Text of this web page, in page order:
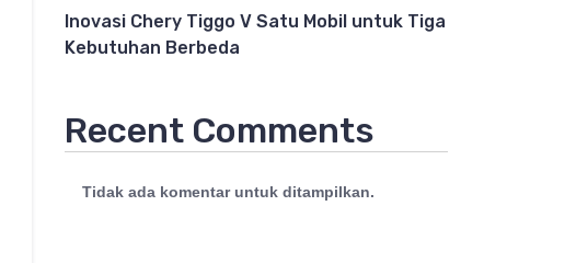
Inovasi Chery Tiggo V Satu Mobil untuk Tiga
Kebutuhan Berbeda
Recent Comments
Tidak ada komentar untuk ditampilkan.